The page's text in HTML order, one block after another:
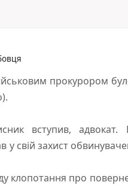
прокурором
вступив, адвокат.
свій захист
клопотання про